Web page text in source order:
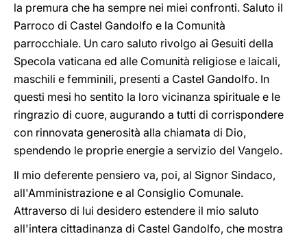
la premura che ha sempre nei miei confronti. Saluto il
Parroco di Castel Gandolfo e la Comunità
parrocchiale. Un caro saluto rivolgo ai Gesuiti della
Specola vaticana ed alle Comunità religiose e laicali,
maschili e femminili, presenti a Castel Gandolfo. In
questi mesi ho sentito la loro vicinanza spirituale e le
ringrazio di cuore, augurando a tutti di corrispondere
con rinnovata generosità alla chiamata di Dio,
spendendo le proprie energie a servizio del Vangelo.
Il mio deferente pensiero va, poi, al Signor Sindaco,
all'Amministrazione e al Consiglio Comunale.
Attraverso di lui desidero estendere il mio saluto
all'intera cittadinanza di Castel Gandolfo, che mostra